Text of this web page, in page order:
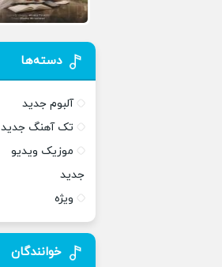
دسته‌ها
آلبوم جدید
تک آهنگ جدید
موزیک ویدیو
جدید
ویژه
خوانندگان